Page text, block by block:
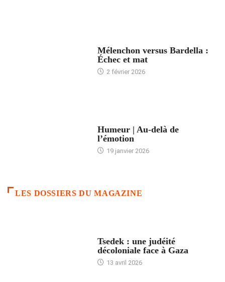
Mélenchon versus Bardella :
Échec et mat
2 février 2026
Humeur | Au-delà de
l’émotion
19 janvier 2026
LES DOSSIERS DU MAGAZINE
Tsedek : une judéité
décoloniale face à Gaza
13 avril 2026